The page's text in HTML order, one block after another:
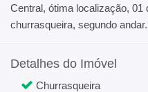
Central, ótima localização, 01
churrasqueira, segundo andar.
Detalhes do Imóvel
Churrasqueira